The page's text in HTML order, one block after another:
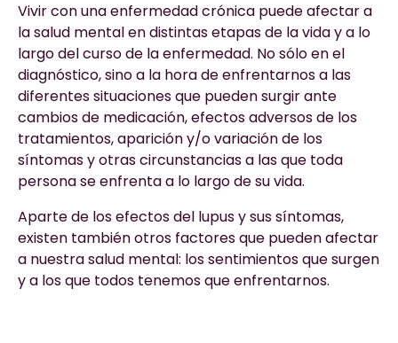
Vivir con una enfermedad crónica puede afectar a
la salud mental en distintas etapas de la vida y a lo
largo del curso de la enfermedad. No sólo en el
diagnóstico, sino a la hora de enfrentarnos a las
diferentes situaciones que pueden surgir ante
cambios de medicación, efectos adversos de los
tratamientos, aparición y/o variación de los
síntomas y otras circunstancias a las que toda
persona se enfrenta a lo largo de su vida.
Aparte de los efectos del lupus y sus síntomas,
existen también otros factores que pueden afectar
a nuestra salud mental: los sentimientos que surgen
y a los que todos tenemos que enfrentarnos.